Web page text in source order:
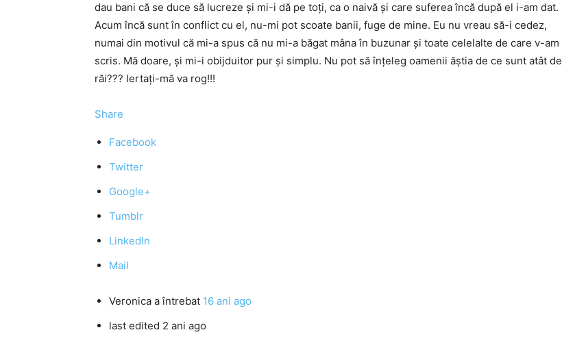
dau bani că se duce să lucreze şi mi-i dă pe toţi, ca o naivă şi care suferea încă după el i-am dat.
Acum încă sunt în conflict cu el, nu-mi pot scoate banii, fuge de mine. Eu nu vreau să-i cedez,
numai din motivul că mi-a spus că nu mi-a băgat mâna în buzunar şi toate celelalte de care v-am
scris. Mă doare, şi mi-i obijduitor pur şi simplu. Nu pot să înţeleg oamenii ăştia de ce sunt atât de
răi??? Iertaţi-mă va rog!!!
Share
Facebook
Twitter
Google+
Tumblr
LinkedIn
Mail
Veronica a întrebat 16 ani ago
last edited 2 ani ago